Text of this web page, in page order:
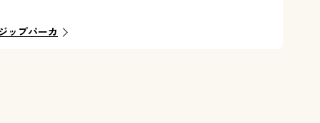
ップパーカ